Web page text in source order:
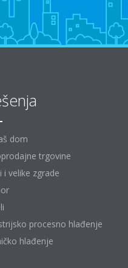
dom
trgovine
i velike zgrade
procesno hlađenje
hlađenje